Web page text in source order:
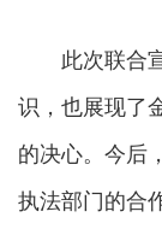
此次联合宣
识，也展现了
的决心。今后
执法部门的合